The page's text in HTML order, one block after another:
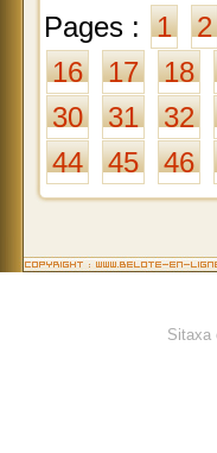
Pages : 1 2
16
17 18
30
31 32
44
45 46
Sitaxa